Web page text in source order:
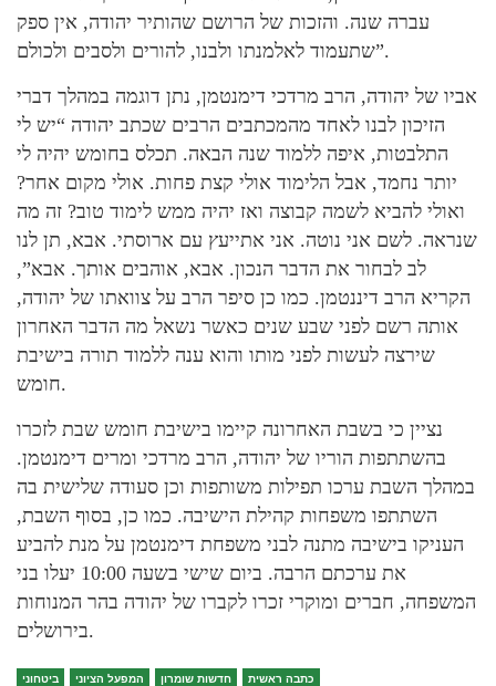
עברה שנה. והזכות של הרושם שהותיר יהודה, אין ספק
שתעמוד לאלמנתו ולבנו, להורים ולסבים ולכולם”.
אביו של יהודה, הרב מרדכי דימנטמן, נתן דוגמה במהלך דברי
הזיכון לבנו לאחד מהמכתבים הרבים שכתב יהודה “יש לי
התלבטות, איפה ללמוד שנה הבאה. תכלס בחומש יהיה לי
יותר נחמד, אבל הלימוד אולי קצת פחות. אולי מקום אחר?
ואולי להביא לשמה קבוצה ואז יהיה ממש לימוד טוב? זה מה
שנראה. לשם אני נוטה. אני אתייעץ עם ארוסתי. אבא, תן לנו
לב לבחור את הדבר הנכון. אבא, אוהבים אותך. אבא”,
הקריא הרב דיננטמן. כמו כן סיפר הרב על צוואתו של יהודה,
אותה רשם לפני שבע שנים כאשר נשאל מה הדבר האחרון
שירצה לעשות לפני מותו והוא ענה ללמוד תורה בישיבת
חומש.
נציין כי בשבת האחרונה קיימו בישיבת חומש שבת לזכרו
בהשתתפות הוריו של יהודה, הרב מרדכי ומרים דימנטמן.
במהלך השבת ערכו תפילות משותפות וכן סעודה שלישית בה
השתתפו משפחות קהילת הישיבה. כמו כן, בסוף השבת,
העניקו בישיבה מתנה לבני משפחת דימנטמן על מנת להביע
את ערכתם הרבה. ביום שישי בשעה 10:00 יעלו בני
המשפחה, חברים ומוקרי זכרו לקברו של יהודה בהר המנוחות
בירושלים.
ביטחוני המפעל הציוני חדשות שומרון כתבה ראשית